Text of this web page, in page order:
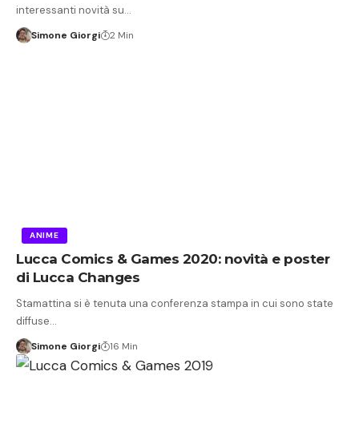
interessanti novità su…
Simone Giorgi 2 Min
ANIME
Lucca Comics & Games 2020: novità e poster
di Lucca Changes
Stamattina si è tenuta una conferenza stampa in cui sono state
diffuse…
Simone Giorgi 16 Min